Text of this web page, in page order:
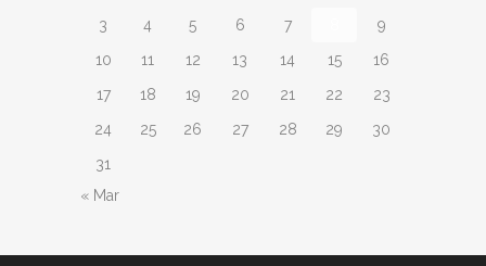
3
4 5 6 7
9
10
11 12 13 14 15
16
17
18 19 20 21 22
23
24
25 26 27 28 29
30
31
« Mar